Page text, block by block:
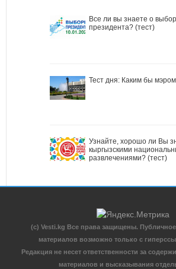
Все ли вы знаете о
президента? (тест)
Тест дня: Каким бы
Узнайте, хорошо ли Вы
кыргызскими
развлечениями? (тест)
(c) Vesti.kg Все права защищены.
материалов возможно только с
Редакция не несет ответственности за
материалов и высказывания